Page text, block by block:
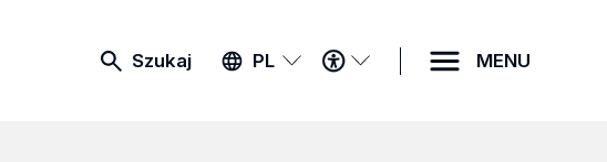
Szukaj PL
MENU
DOSTĘPNOŚCI
MENU